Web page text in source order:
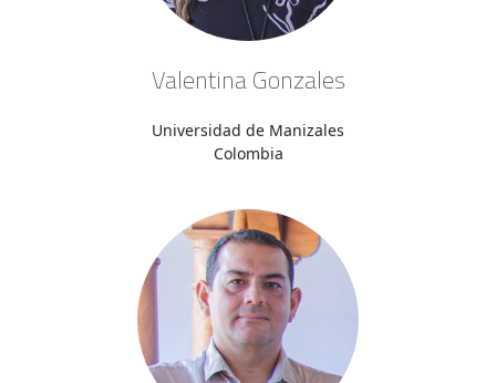
Valentina Gonzales
Universidad de Manizales
Colombia